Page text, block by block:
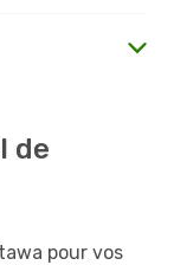
de
pour vos